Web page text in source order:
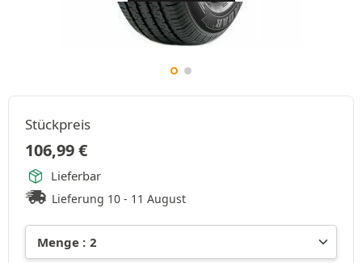
Stückpreis
106,99€
Lieferbar
Lieferung 10 - 11 August